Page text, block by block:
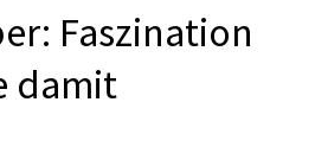
Faszination
damit